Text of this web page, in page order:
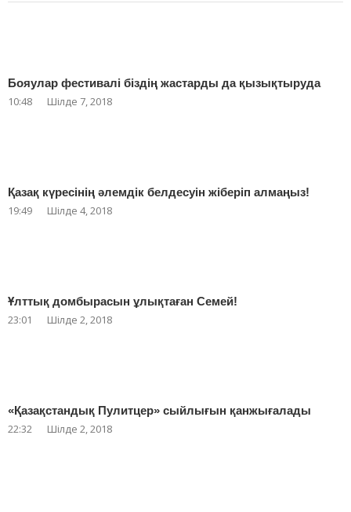
Бояулар фестивалі біздің жастарды да қызықтыруда
10:48 Шілде 7, 2018
Қазақ күресінің әлемдік белдесуін жіберіп алмаңыз!
19:49 Шілде 4, 2018
Ұлттық домбырасын ұлықтаған Семей!
23:01 Шілде 2, 2018
«Қазақстандық Пулитцер» сыйлығын қанжығалады
22:32 Шілде 2, 2018